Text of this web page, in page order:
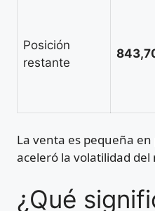
Posición
restante
La venta es pequeña
aceleró la volatilidad del
¿Qué